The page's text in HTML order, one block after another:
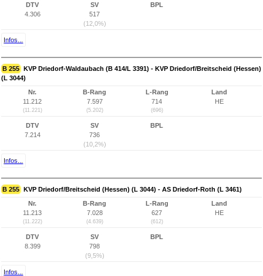
DTV
4.306
SV
517
(12,0%)
BPL
Infos...
B 255 KVP Driedorf-Waldaubach (B 414/L 3391) - KVP Driedorf/Breitscheid (Hessen)
(L 3044)
Nr.
11.212
(11.221)
B-Rang
7.597
(5.202)
L-Rang
714
(696)
Land
HE
DTV
7.214
SV
736
(10,2%)
BPL
Infos...
B 255 KVP Driedorf/Breitscheid (Hessen) (L 3044) - AS Driedorf-Roth (L 3461)
Nr.
11.213
(11.222)
B-Rang
7.028
(4.639)
L-Rang
627
(612)
Land
HE
DTV
8.399
SV
798
(9,5%)
BPL
Infos...